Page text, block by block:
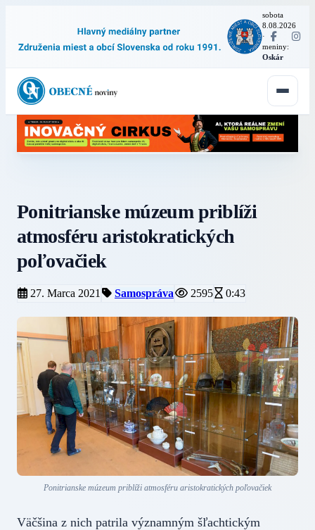
sobota
8.08.2026
·
meniny:
Oskár
Ponitrianske múzeum priblíži
atmosféru aristokratických
poľovačiek
27. Marca 2021 Samospráva 2595 0:43
Ponitrianske múzeum priblíži atmosféru aristokratických poľovačiek
Väčšina z nich patrila významným šľachtickým